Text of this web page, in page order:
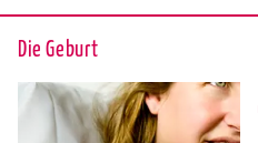
Die Ge­burt